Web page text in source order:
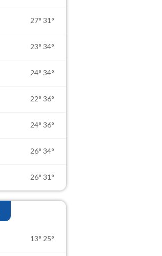
27° 31°
23° 34°
24° 34°
22° 36°
24° 36°
26° 34°
26° 31°
13° 25°